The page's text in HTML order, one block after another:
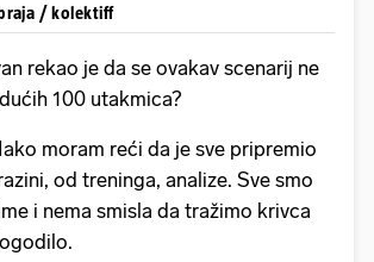
/ kolektiff
rekao je da se ovakav scenarij ne
100 utakmica?
moram reći da je sve pripremio
od treninga, analize. Sve smo
i nema smisla da tražimo krivca